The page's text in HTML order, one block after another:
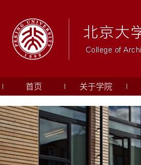
首页 关于学院